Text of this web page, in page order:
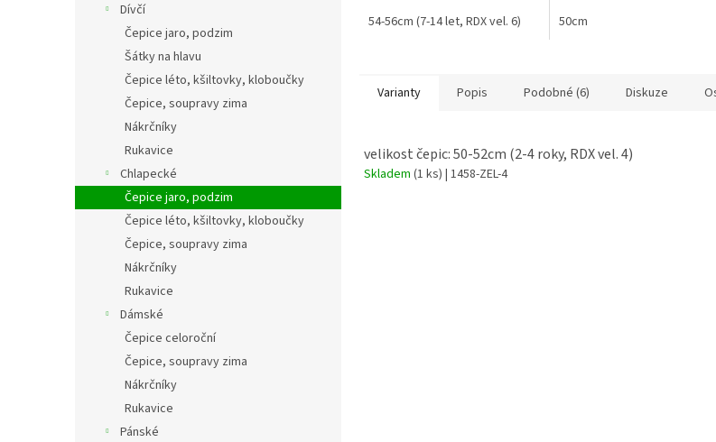
Dívčí
Čepice jaro, podzim
Šátky na hlavu
Čepice léto, kšiltovky, kloboučky
Čepice, soupravy zima
Nákrčníky
Rukavice
Chlapecké
Čepice jaro, podzim
Čepice léto, kšiltovky, kloboučky
Čepice, soupravy zima
Nákrčníky
Rukavice
Dámské
Čepice celoroční
Čepice, soupravy zima
Nákrčníky
Rukavice
Pánské
slunci, UV záření
54-56cm (7-14 let, RDX vel. 6) 50cm
Varianty Popis Podobné (6) Diskuze
velikost čepic: 50-52cm (2-4 roky, RDX vel. 4)
Skladem (1 ks) | 1458-ZEL-4